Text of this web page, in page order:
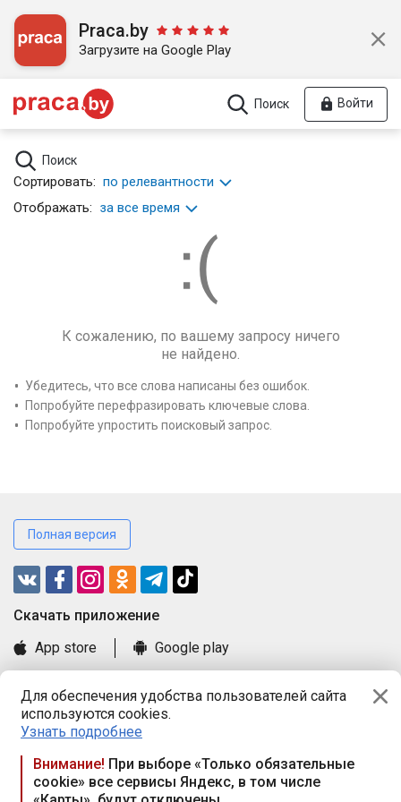
Для обеспечения удобства пользователей сайта
используются cookies.
Узнать подробнее
Внимание! При выборе «Только обязательные
cookie» все сервисы Яндекс, в том числе
Praca.by
Загрузите на Google Play
Поиск Войти
Поиск
Сортировать: по релевантности
Отображать: за все время
К сожалению, по вашему запросу ничего
не найдено.
Убедитесь, что все слова написаны без ошибок.
Попробуйте перефразировать ключевые слова.
Попробуйте упростить поисковый запрос.
Полная версия
Cкачать приложение
App store
Google play
Книга замечаний и предложений
Правила и документы
Praca.by © 2000—2026, ООО «ПРАЦА БАЙ»
Республика Беларусь, 220114, г. Минск, пр-т Независимости
117а, пом. № 9.